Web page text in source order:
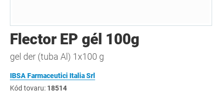
Flector EP gél 100g
gel der (tuba Al) 1x100 g
IBSA Farmaceutici Italia Srl
Kód tovaru: 18514